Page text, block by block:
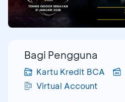
Bagi Pengguna
Kartu Kredit BCA
Virtual Account